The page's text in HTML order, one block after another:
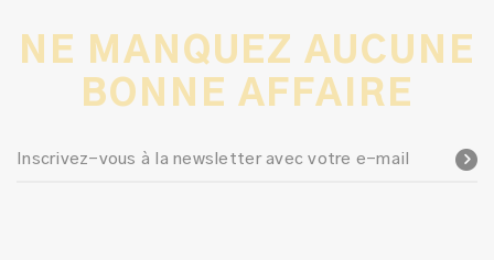
NE MANQUEZ AUCUNE
BONNE AFFAIRE
Inscrivez-vous à la newsletter avec votre e-mail